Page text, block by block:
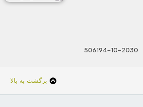
506194-10-2030
برگشت به بالا